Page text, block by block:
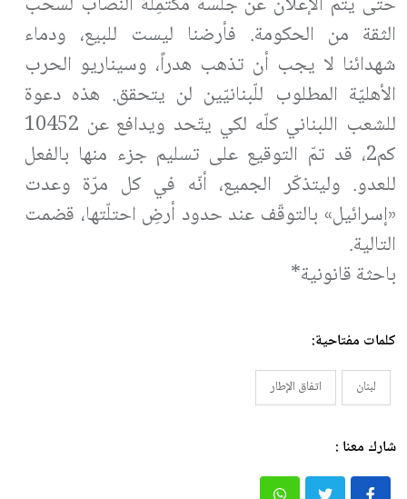
الثقة من الحكومة. فأرضنا ليست للبيع، ودماء
شهدائنا لا يجب أن تذهب هدراً، وسيناريو الحرب
الأهليّة المطلوب للّبنانيّين لن يتحقق. هذه دعوة
للشعب اللبناني كلّه لكي يتّحد ويدافع عن 10452
كم2، قد تمّ التوقيع على تسليم جزء منها بالفعل
للعدو. وليتذكّر الجميع، أنّه في كل مرّة وعدت
«إسرائيل» بالتوقّف عند حدود أرضِ احتلّتها، قضمت
التالية.
باحثة قانونية*
كلمات مفتاحية:
لبنان اتفاق الإطار
شارك معنا :